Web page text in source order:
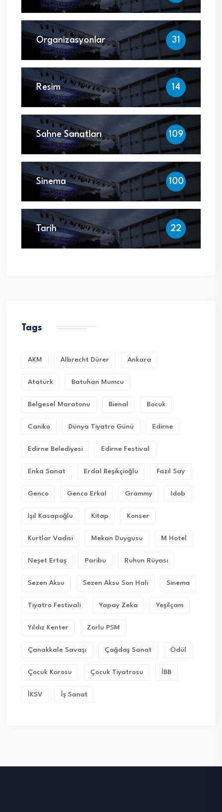
Organizasyonlar 31
Resim 14
Sahne Sanatları 109
Sinema 100
Tarih 22
Tags
AKM Albrecht Dürer Ankara
Atatürk Batuhan Mumcu
Belgesel Maratonu Bienal Bocuk
Caniko Dünya Tiyatro Günü Edirne
Edirne Belediyesi Edirne Festival
Enka Sanat Erdal Beşikçioğlu Fazıl Say
Genco Genco Erkal Grammy Idob
Işıl Kasapoğlu Kitap Konser
Kurtlar Vadisi Mekan Duygusu M Hotel
Neşet Ertaş Paribu Ruhun Rüyası
Sezen Aksu Sezen Aksu Son Hali Sinema
Tiyatro Festivali Yapay Zeka Yeşilçam
Yıldız Kenter Zorlu PSM
Çanakkale Savaşı Çağdaş Sanat Ödül
Çocuk Korosu Çocuk Tiyatrosu İBB
İKSV İş Sanat